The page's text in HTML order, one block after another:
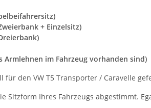
+ Einzelsitz)
Armlehnen im Fahrzeug vorhanden sind)
für den VW T5 Transporter / Caravelle
Sitzform Ihres Fahrzeugs abgestimmt.